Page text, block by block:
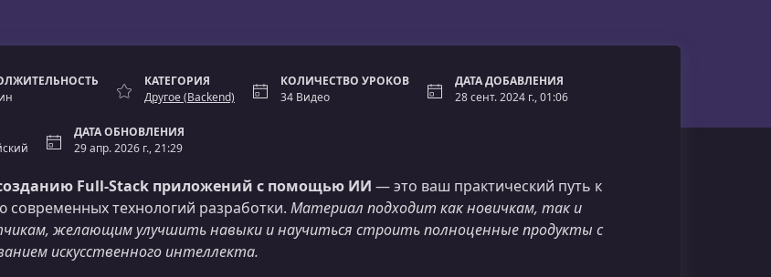
КАТЕГОРИЯ
Другое (Backend)
КОЛИЧЕСТВО УРОКОВ
34 Видео
ДАТА ДОБАВЛЕНИЯ
28 сент. 2024 г., 01:06
ДАТА ОБНОВЛЕНИЯ
29 апр. 2026 г., 21:29
Full-Stack приложений с помощью ИИ — это ваш практический путь к
современных технологий разработки. Материал подходит как новичкам, так и
желающим улучшить навыки и научиться строить полноценные продукты с
искусственного интеллекта.